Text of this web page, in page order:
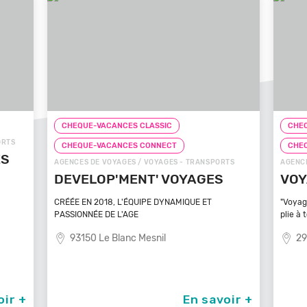
En savoir +
CHEQUE-VACANCES CLASSIC
CHEQUE-VACANCES CONNECT
AGENCES DE VOYAGES / VOYAGES - TRANSPORTS
VOYAGEZ VOS REVES
"Voyagez vos rêves - L'agence de voyage qui se
plie à tout
29100 Poullan Sur Mer
En savoir +